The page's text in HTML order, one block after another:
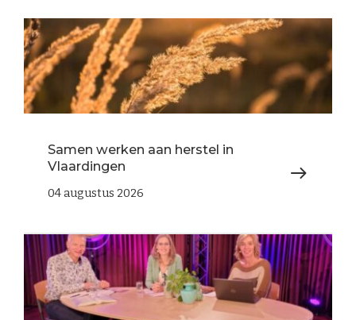
Samen werken aan herstel in
Vlaardingen
04 augustus 2026